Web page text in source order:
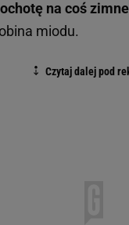
na coś
miodu.